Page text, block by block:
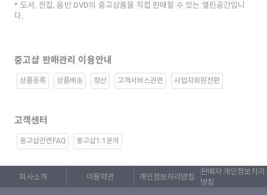
도서, 전집, 음반 DVD의 중고상품을 직접 판매할 수 있는 열린공간입니
다.
중고샵 판매관리 이용안내
상품등록 상품배송 정산 고객서비스관련 사업자회원전환
고객센터
중고샵관련FAQ 중고샵1:1문의
회사소개 이용약관 개인정보처리방침
판매자 개인정보처리
방침